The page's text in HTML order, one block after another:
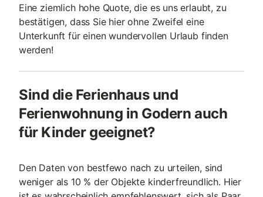
Eine ziemlich hohe Quote, die es uns erlaubt, zu
bestätigen, dass Sie hier ohne Zweifel eine
Unterkunft für einen wundervollen Urlaub finden
werden!
Sind die Ferienhaus und
Ferienwohnung in Godern auch
für Kinder geeignet?
Den Daten von bestfewo nach zu urteilen, sind
weniger als 10 % der Objekte kinderfreundlich. Hier